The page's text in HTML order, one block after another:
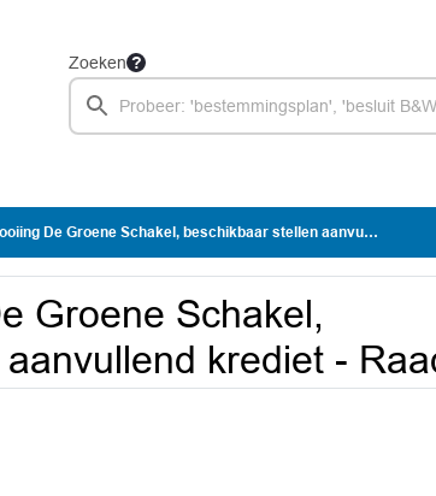
Zoeken
De Groene Schakel, beschikbaar stellen aanvullend krediet - Raadsbesluit
Groene Schakel,
krediet -